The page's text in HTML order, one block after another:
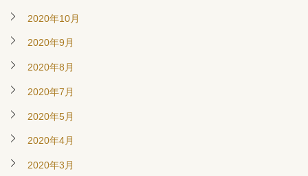
2020年10月
2020年9月
2020年8月
2020年7月
2020年5月
2020年4月
2020年3月